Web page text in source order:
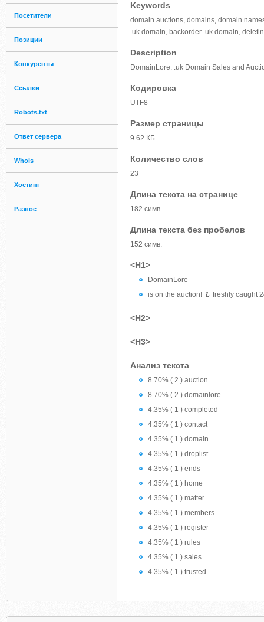
Посетители
Позиции
Конкуренты
Ссылки
Robots.txt
Ответ сервера
Whois
Хостинг
Разное
Keywords
domain auctions, domains, domain
.uk domain, backorder .uk domain,
Description
DomainLore: .uk Domain Sales and
Кодировка
UTF8
Размер страницы
9.62 КБ
Количество слов
23
Длина текста на странице
182 симв.
Длина текста без пробелов
152 симв.
<H1>
DomainLore
is on the auction! 🪝 freshly caught
<H2>
<H3>
Анализ текста
8.70% ( 2 ) auction
8.70% ( 2 ) domainlore
4.35% ( 1 ) completed
4.35% ( 1 ) contact
4.35% ( 1 ) domain
4.35% ( 1 ) droplist
4.35% ( 1 ) ends
4.35% ( 1 ) home
4.35% ( 1 ) matter
4.35% ( 1 ) members
4.35% ( 1 ) register
4.35% ( 1 ) rules
4.35% ( 1 ) sales
4.35% ( 1 ) trusted